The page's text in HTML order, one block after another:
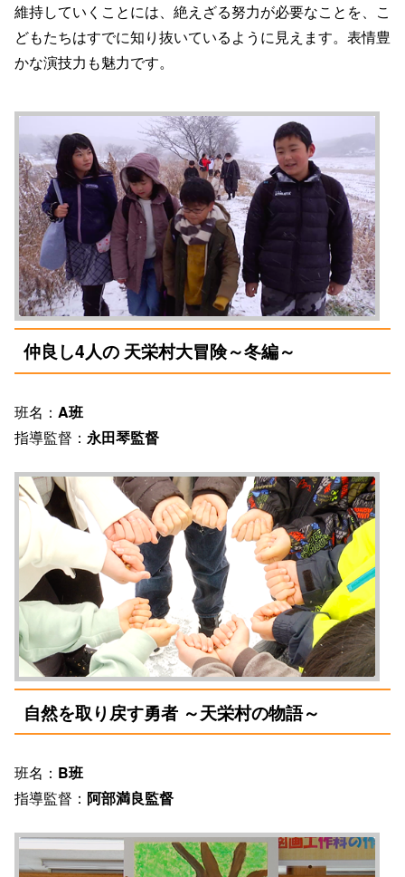
維持していくことには、絶えざる努力が必要なことを、こ
どもたちはすでに知り抜いているように見えます。表情豊
かな演技力も魅力です。
仲良し4人の 天栄村大冒険～冬編～
班名： A班
指導監督： 永田琴監督
自然を取り戻す勇者 ～天栄村の物語～
班名： B班
指導監督： 阿部満良監督